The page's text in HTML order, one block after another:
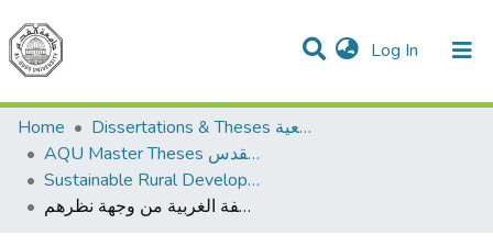
Log In (current)
Communities & Collections
All of DSpace
Home
Dissertations & Theses الرسائل الجامعية
AQU Master Theses الرسائل الجامعية الخاصة بجامعة القدس
Sustainable Rural Development التنمية الريفية المستدامة
الاحتياجات التدريبية لمهندسي بلديات جنوب الضفة الغربية من وجهة نظرهم